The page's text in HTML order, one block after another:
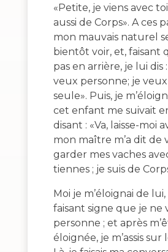
«Petite, je viens avec
aussi de Corps». A ces
mon mauvais naturel
bientôt voir, et, faisant
pas en arrière, je lui dis
veux personne; je
seule». Puis, je
cet enfant me suivait
disant : «Va, laisse-moi
mon maître m’a dit de
garder mes vaches
tiennes ; je suis de
Moi je m’éloignai de
faisant signe que je ne
personne ; et après
éloignée, je m’assis sur